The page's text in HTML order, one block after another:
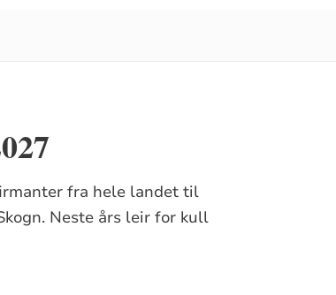
fra hele landet til
Neste års leir for kull